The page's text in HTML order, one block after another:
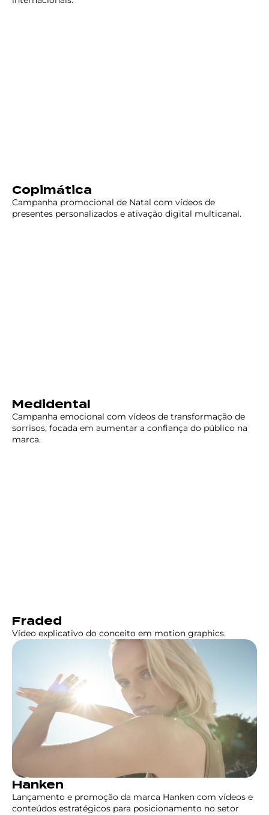
Copimática
Campanha promocional de Natal com vídeos de
presentes personalizados e ativação digital multicanal.
Medidental
Campanha emocional com vídeos de transformação de
sorrisos, focada em aumentar a confiança do público na
marca.
Fraded
Vídeo explicativo do conceito em motion graphics.
Hanken
Lançamento e promoção da marca Hanken com vídeos e
conteúdos estratégicos para posicionamento no setor